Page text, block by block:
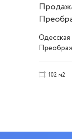
102 м2